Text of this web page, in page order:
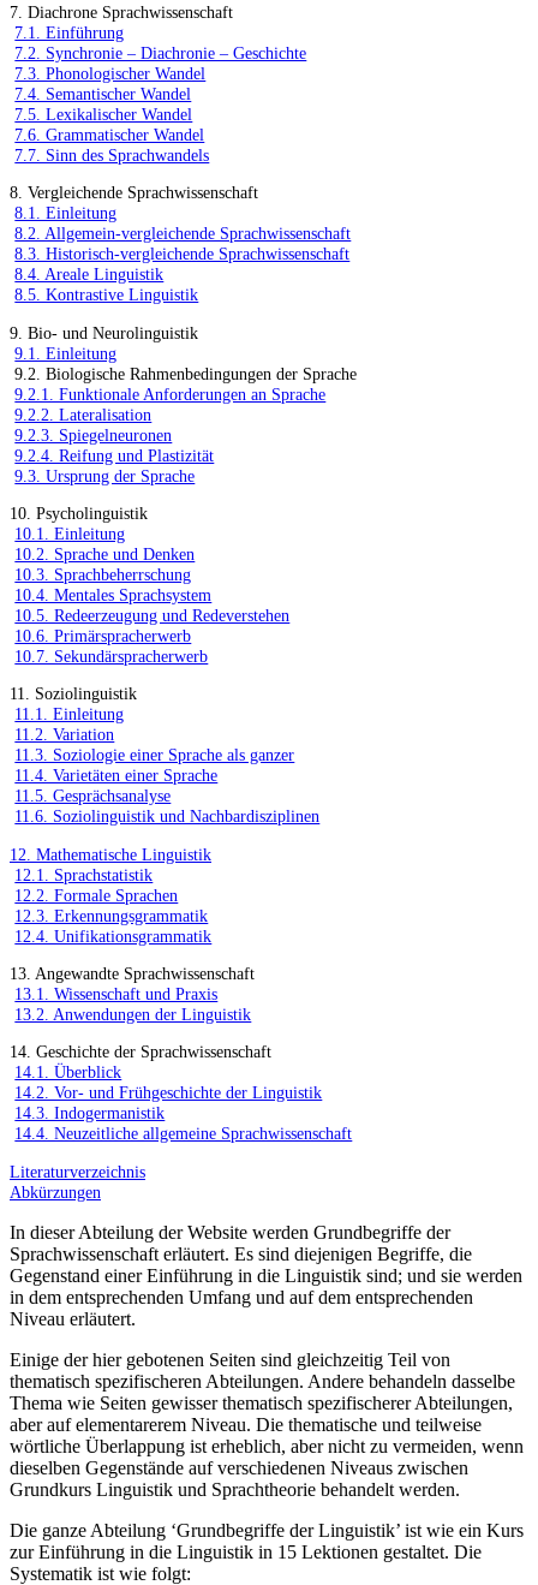
7. Diachrone Sprachwissenschaft
7.1. Einführung
7.2. Synchronie – Diachronie – Geschichte
7.3. Phonologischer Wandel
7.4. Semantischer Wandel
7.5. Lexikalischer Wandel
7.6. Grammatischer Wandel
7.7. Sinn des Sprachwandels
8. Vergleichende Sprachwissenschaft
8.1. Einleitung
8.2. Allgemein-vergleichende Sprachwissenschaft
8.3. Historisch-vergleichende Sprachwissenschaft
8.4. Areale Linguistik
8.5. Kontrastive Linguistik
9. Bio- und Neurolinguistik
9.1. Einleitung
9.2. Biologische Rahmenbedingungen der Sprache
9.2.1. Funktionale Anforderungen an Sprache
9.2.2. Lateralisation
9.2.3. Spiegelneuronen
9.2.4. Reifung und Plastizität
9.3. Ursprung der Sprache
10. Psycholinguistik
10.1. Einleitung
10.2. Sprache und Denken
10.3. Sprachbeherrschung
10.4. Mentales Sprachsystem
10.5. Redeerzeugung und Redeverstehen
10.6. Primärspracherwerb
10.7. Sekundärspracherwerb
11. Soziolinguistik
11.1. Einleitung
11.2. Variation
11.3. Soziologie einer Sprache als ganzer
11.4. Varietäten einer Sprache
11.5. Gesprächsanalyse
11.6. Soziolinguistik und Nachbardisziplinen
12. Mathematische Linguistik
12.1. Sprachstatistik
12.2. Formale Sprachen
12.3. Erkennungsgrammatik
12.4. Unifikationsgrammatik
13. Angewandte Sprachwissenschaft
13.1. Wissenschaft und Praxis
13.2. Anwendungen der Linguistik
14. Geschichte der Sprachwissenschaft
14.1. Überblick
14.2. Vor- und Frühgeschichte der Linguistik
14.3. Indogermanistik
14.4. Neuzeitliche allgemeine Sprachwissenschaft
Literaturverzeichnis
Abkürzungen
In dieser Abteilung der Website werden Grundbegriffe der
Sprachwissenschaft erläutert. Es sind diejenigen Begriffe, die
Gegenstand einer Einführung in die Linguistik sind; und sie werden
in dem entsprechenden Umfang und auf dem entsprechenden
Niveau erläutert.
Einige der hier gebotenen Seiten sind gleichzeitig Teil von
thematisch spezifischeren Abteilungen. Andere behandeln dasselbe
Thema wie Seiten gewisser thematisch spezifischerer Abteilungen,
aber auf elementarerem Niveau. Die thematische und teilweise
wörtliche Überlappung ist erheblich, aber nicht zu vermeiden, wenn
dieselben Gegenstände auf verschiedenen Niveaus zwischen
Grundkurs Linguistik und Sprachtheorie behandelt werden.
Die ganze Abteilung ‘Grundbegriffe der Linguistik’ ist wie ein Kurs
zur Einführung in die Linguistik in 15 Lektionen gestaltet. Die
Systematik ist wie folgt: